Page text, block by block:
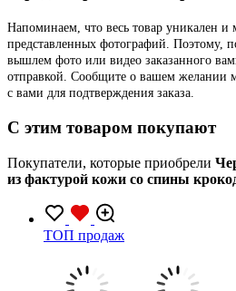
Напоминаем, что весь товар уникален и
представленных фотографий. Поэтому,
вышлем фото или видео заказанного
отправкой. Сообщите о вашем желании
с вами для подтверждения заказа.
C этим товаром покупают
Покупатели, которые приобрели
из фактурой кожи со спины
TOП продаж